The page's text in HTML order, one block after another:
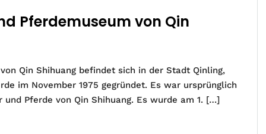
Pferdemuseum von Qin
Qin Shihuang befindet sich in der Stadt Qinling,
im November 1975 gegründet. Es war ursprünglich
Pferde von Qin Shihuang. Es wurde am 1. […]